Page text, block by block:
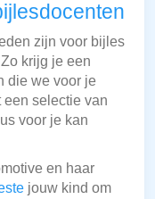
zijn voor bijles
krijg je een
die we voor je
een selectie van
voor je kan
en haar
jouw kind om